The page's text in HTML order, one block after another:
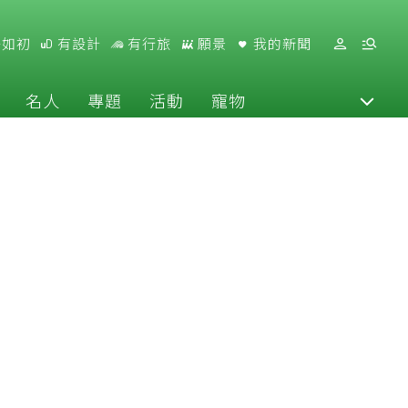
初 有設計 有行旅 願景 我的新聞
名人 專題 活動 寵物